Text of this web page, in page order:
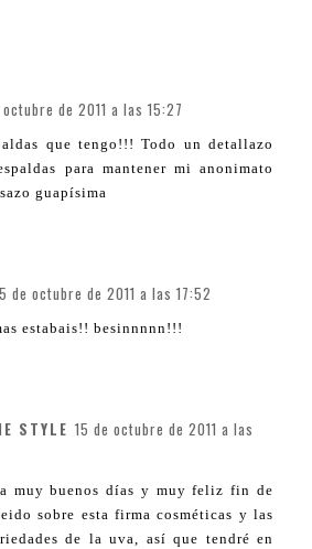
octubre de 2011 a las 15:27
que tengo!!! Todo un detallazo
para mantener mi anonimato
guapísima
de octubre de 2011 a las 17:52
estabais!! besinnnnn!!!
STYLE 15 de octubre de 2011 a las
muy buenos días y muy feliz fin de
sobre esta firma cosméticas y las
de la uva, así que tendré en